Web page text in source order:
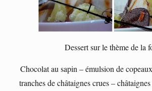
Dessert sur le thème de la
Chocolat au sapin – émulsion de
tranches de châtaignes crues –